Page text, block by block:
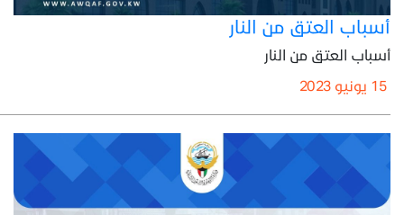
أسباب العتق من النار
أسباب العتق من النار